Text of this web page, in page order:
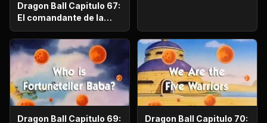
Dragon Ball Capitulo 67:
El comandante de la
patrulla roja muere
Dragon Ball Capitulo 69:
Dragon Ball Capitulo 70: